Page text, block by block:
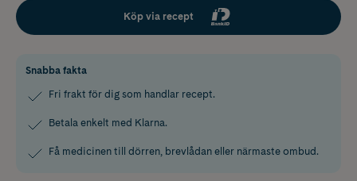
Köp via recept
Snabba fakta
Fri frakt för dig som handlar recept.
Betala enkelt med Klarna.
Få medicinen till dörren, brevlådan eller närmaste ombud.